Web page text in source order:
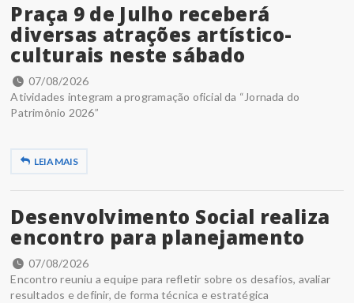
Praça 9 de Julho receberá
diversas atrações artístico-
culturais neste sábado
07/08/2026
Atividades integram a programação oficial da “Jornada do
Patrimônio 2026”
LEIA MAIS
Desenvolvimento Social realiza
encontro para planejamento
07/08/2026
Encontro reuniu a equipe para refletir sobre os desafios, avaliar
resultados e definir, de forma técnica e estratégica